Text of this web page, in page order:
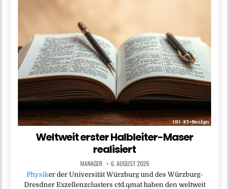
Weltweit erster Halbleiter-Maser
realisiert
MANAGER 6. AUGUST 2026
Physiker der Universität Würzburg und des Würzburg-
Dresdner Exzellenzclusters ctd.qmat haben den weltweit